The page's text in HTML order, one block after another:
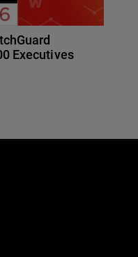
Executives